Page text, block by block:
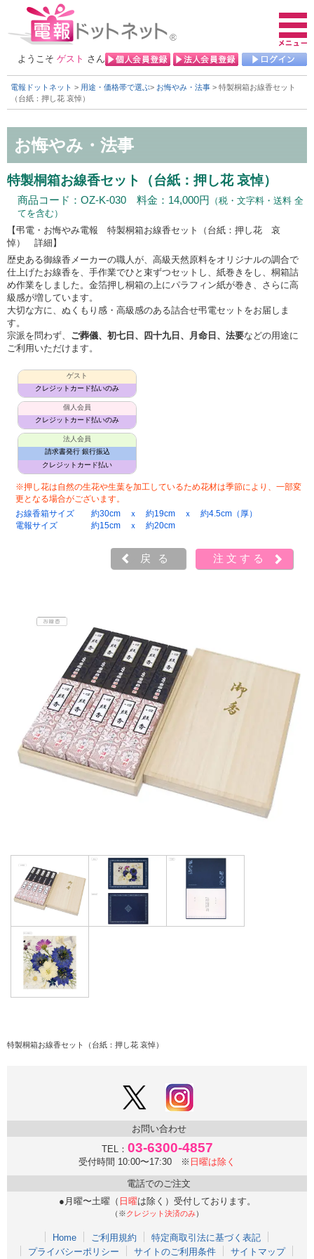
ようこそ ゲスト さん
電報ドットネット > 用途・価格帯で選ぶ> お悔やみ・法事 > 特製桐箱お線香セット
（台紙：押し花 哀悼）
特製桐箱お線香セット（台紙：押し花 哀悼）
商品コード：OZ-K-030 料金：14,000円
（税・文字料・送料 全
てを含む）
【弔電・お悔やみ電報 特製桐箱お線香セット（台紙：押し花 哀
悼） 詳細】
歴史ある御線香メーカーの職人が、高級天然原料をオリジナルの調合で
仕上げたお線香を、手作業でひと束ずつセットし、紙巻きをし、桐箱詰
め作業をしました。金箔押し桐箱の上にパラフィン紙が巻き、さらに高
級感が増しています。
大切な方に、ぬくもり感・高級感のある詰合せ弔電セットをお届しま
す。
宗派を問わず、 ご葬儀、初七日、四十九日、月命日、法要などの用途に
ご利用いただけます。
ゲスト
クレジットカード払いのみ
個人会員
クレジットカード払いのみ
法人会員
請求書発行 銀行振込
クレジットカード払い
※押し花は自然の生花や生葉を加工しているため花材は季節により、一部変
更となる場合がございます。
お線香箱サイズ
約30cm ｘ 約19cm ｘ 約4.5cm（厚）
電報サイズ
約15cm ｘ 約20cm
戻る 注文する
特製桐箱お線香セット（台紙：押し花 哀悼）
お問い合わせ
TEL： 03-6300-4857
受付時間 10:00〜17:30 ※ 日曜は除く
電話でのご注文
●月曜〜土曜（ 日曜は除く）受付しております。
（※クレジット決済のみ）
Home ご利用規約
特定商取引法に基づく表記
プライバシーポリシー
サイトのご利用条件 サイトマップ